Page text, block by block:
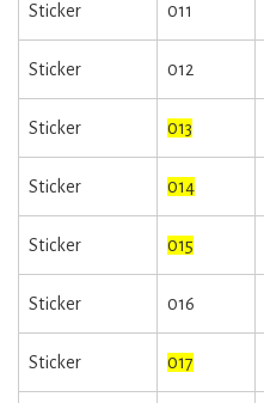
Sticker 011
Sticker 012
Sticker 013
Sticker 014
Sticker 015
Sticker 016
Sticker 017